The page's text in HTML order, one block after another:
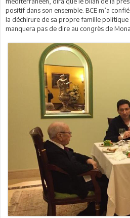
positif dans son ensemble. BCE m’a
la déchirure de sa propre famille politique
manquera pas de dire au congrès de